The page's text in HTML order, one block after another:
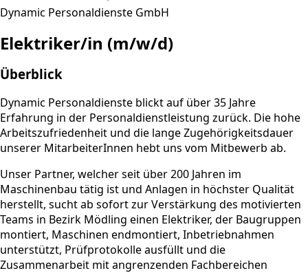
Dynamic Personaldienste GmbH
Elektriker/in (m/w/d)
Überblick
Dynamic Personaldienste blickt auf über 35 Jahre
Erfahrung in der Personaldienstleistung zurück. Die hohe
Arbeitszufriedenheit und die lange Zugehörigkeitsdauer
unserer MitarbeiterInnen hebt uns vom Mitbewerb ab.
Unser Partner, welcher seit über 200 Jahren im
Maschinenbau tätig ist und Anlagen in höchster Qualität
herstellt, sucht ab sofort zur Verstärkung des motivierten
Teams in Bezirk Mödling einen Elektriker, der Baugruppen
montiert, Maschinen endmontiert, Inbetriebnahmen
unterstützt, Prüfprotokolle ausfüllt und die
Zusammenarbeit mit angrenzenden Fachbereichen